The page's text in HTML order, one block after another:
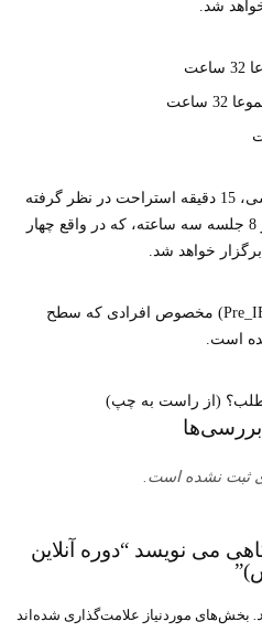
شد.
توجه: به ازاء هر یک ساعت آموزشی، 15 دقیقه استراحت در نظر گرفته
خواهد شد. بنابراین هر مجموعه در 8 جلسه سه ساعته، که در واقع چهار
خواهد شد.
توجه: دوره آیلتس مقدماتی (Pre_IELTS) مخصوص افرادی که سطح
مطلب؟ (از راست به چپ)
بررسی‌ها
ثبت نشده است.
می نویسد “دوره آنلاین
بخش‌های موردنیاز علامت‌گذاری شده‌اند